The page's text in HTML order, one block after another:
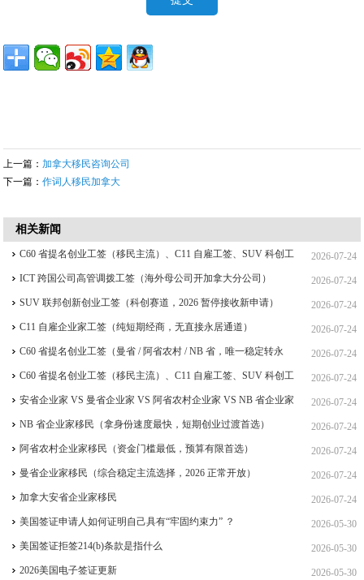
上一篇：加拿大移民咨询公司
下一篇：作词人移民加拿大
相关新闻
2026-07-24
C60 省提名创业工签（移民主流）、C11 自雇工签、SUV 科创工
签、ICT 跨国高管工签比较 2026-07-24
ICT 跨国公司高管调拨工签（海外母公司开加拿大分公司）
2026-07-24
SUV 联邦创新创业工签（科创赛道，2026 暂停接收新申请）
2026-07-24
C11 自雇企业家工签（纯短期经商，无直接永居通道）
2026-07-24
C60 省提名创业工签（曼省 / 阿省农村 / NB 省，唯一稳定转永
居，重点） 2026-07-24
C60 省提名创业工签（移民主流）、C11 自雇工签、SUV 科创工
签、ICT 跨国高管工签 2026-07-24
安省企业家 VS 曼省企业家 VS 阿省农村企业家 VS NB 省企业家
四合一详细对比（2026 年 7 月最新官方政策） 2026-07-24
NB 省企业家移民（拿身份速度最快，短期创业过渡首选）
2026-07-24
阿省农村企业家移民（资金门槛最低，预算有限首选）
2026-07-24
曼省企业家移民（综合稳定主流选择，2026 正常开放）
2026-07-24
加拿大安省企业家移民
2026-05-30
美国签证申请人如何证明自己具有“牢固约束力” ？
2026-05-30
美国签证拒签214(b)条款是指什么
2026-05-30
2026美国电子签证更新